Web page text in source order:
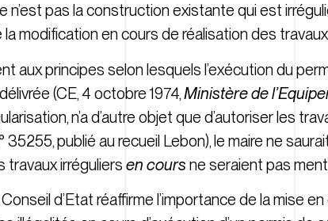
n’est pas la construction existante qui est
modification en cours de réalisation des
aux principes selon lesquels l’exécution du
(CE, 4 octobre 1974,Ministère de
n’a d’autre objet que d’autoriser les
35255, publié au recueil Lebon), le maire ne
travaux irréguliers en cours ne seraient pas
d’Etat réaffirme l’importance de la mise